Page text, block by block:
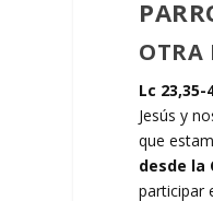
OTRA
Lc 23,35-
Jesús y
que
desde la
participar